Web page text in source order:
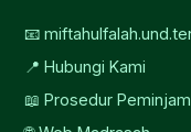
📧
📍 Hubungi Kami
📖 Prosedur